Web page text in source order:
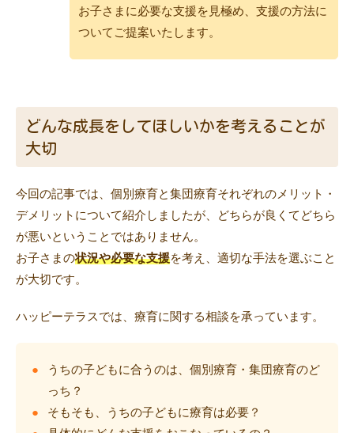
お子さまに必要な支援を見極め、支援の方法に
ついてご提案いたします。
どんな成長をしてほしいかを考えることが
大切
今回の記事では、個別療育と集団療育それぞれのメリット・
デメリットについて紹介しましたが、どちらが良くてどちら
が悪いということではありません。
お子さまの状況や必要な支援を考え、適切な手法を選ぶこと
が大切です。
ハッピーテラスでは、療育に関する相談を承っています。
うちの子どもに合うのは、個別療育・集団療育のど
っち？
そもそも、うちの子どもに療育は必要？